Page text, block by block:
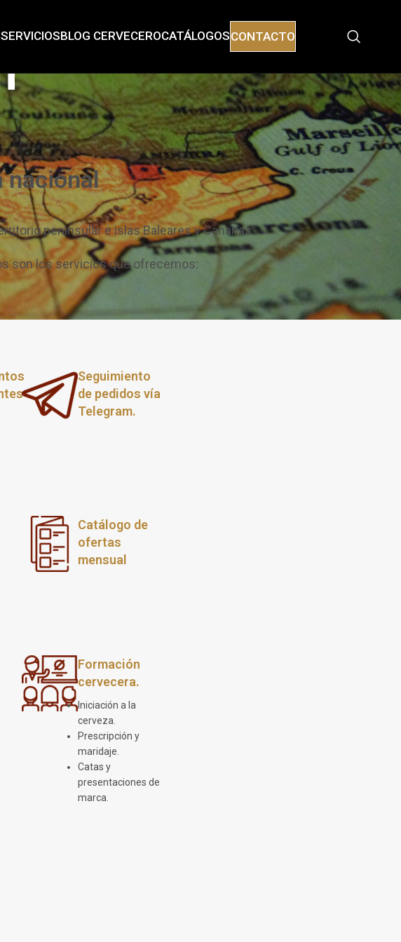
SERVICIOSBLOG CERVECEROCATÁLOGOSCONTACTO
nacional
peninsular e islas Baleares y Canarias.
son los servicios que ofrecemos:
Seguimiento
de pedidos vía
Telegram.
Catálogo de
ofertas
mensual
Formación
cervecera.
Iniciación a la
cerveza.
Prescripción y
maridaje.
Catas y
presentaciones de
marca.